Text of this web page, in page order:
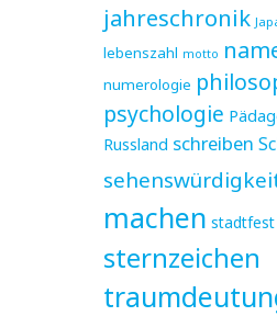
jahreschronik
lebenszahl motto
numerologie
psychologie
Russland schreiben
machen stadtfest
sternzeichen